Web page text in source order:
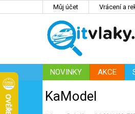
Můj účet Vrácení a
NOVINKY AKCE
KaModel